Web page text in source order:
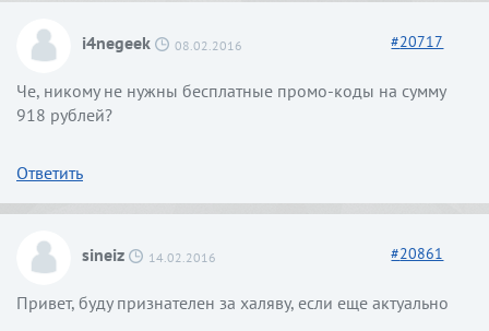
i4negeek 08.02.2016 #20717
Че, никому не нужны бесплатные промо-коды на сумму
918 рублей?
Ответить
sineiz 14.02.2016 #20861
Привет, буду признателен за халяву, если еще актуально